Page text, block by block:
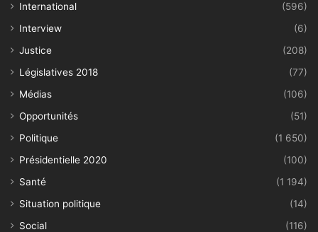
International
(596)
Interview
(6)
Justice
(208)
Législatives 2018
(77)
Médias
(106)
Opportunités
(51)
Politique
(1 650)
Présidentielle 2020
(100)
Santé
(1 194)
Situation politique
(14)
Social
(116)